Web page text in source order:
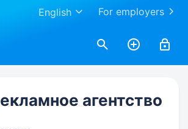
For employers
English
агентство